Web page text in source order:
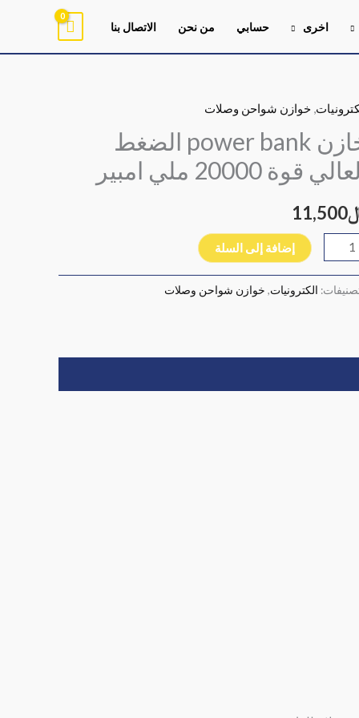
اخرى حسابي من نحن الاتصال بنا
,خوازن شواحن وصلات
خازن power bank الضغط
قوة 20000 ملي امبير
11,500
إضافة إلى السلة
الكترونيات, خوازن شواحن وصلات